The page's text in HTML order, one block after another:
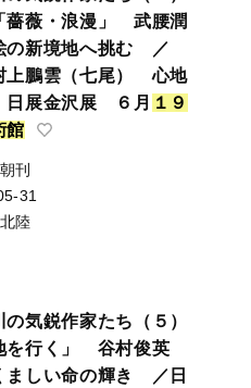
薇・浪漫」 武腰潤
の新境地へ挑む ／
鵬雲（七尾） 心地
展金沢展 ６月 １ ９
館
刊
31
陸
気鋭作家たち（５）
行く」 谷村俊英
ましい命の輝き ／日